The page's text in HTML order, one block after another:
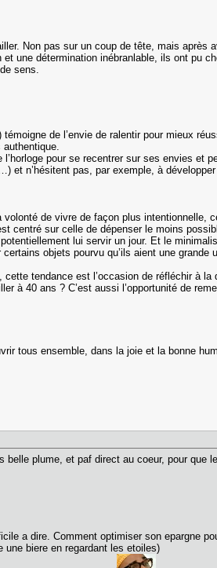
Non pas sur un coup de tête, mais
une détermination inébranlable, ils ont pu
sens.
de l’envie de ralentir pour mieux
authentique.
pour se recentrer sur ses envies
et n’hésitent pas, par exemple, à
de vivre de façon plus
centré sur celle de dépenser le moins
lui servir un jour. Et le
objets pourvu qu’ils aient une grande
tendance est l’occasion de réfléchir à
à 40 ans ? C’est aussi l’opportunité de
tous ensemble, dans la joie et la bonne
plume, et paf direct au coeur, pour
a dire. Comment optimiser son epargne
une biere en regardant les etoiles)